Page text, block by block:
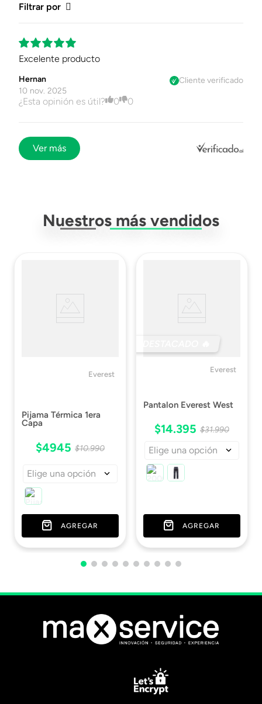
Filtrar por
Excelente producto
¿Esta opinión es útil? 0 0
Hernan
Cliente verificado
10 nov. 2025
Ver más
Nuestros más vendidos
Everest
Pijama Térmica 1era
Capa
$4945 $10.990
Elige una opción
AGREGAR
Everest
Pantalon Everest West
$14.395 $31.990
Elige una opción
AGREGAR